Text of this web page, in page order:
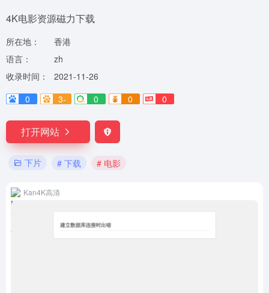
4K电影资源磁力下载
所在地：
香港
语言：
zh
收录时间：
2021-11-26
0
3- 0 0 0
打开网站
下片 # 下载 # 电影
Kan4K高清